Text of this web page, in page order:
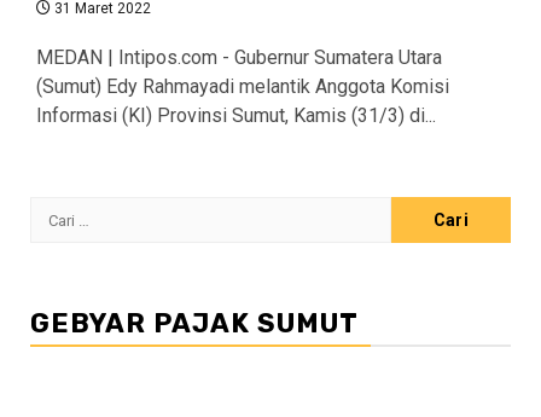
31 Maret 2022
MEDAN | Intipos.com - Gubernur Sumatera Utara
(Sumut) Edy Rahmayadi melantik Anggota Komisi
Informasi (KI) Provinsi Sumut, Kamis (31/3) di...
Cari
GEBYAR PAJAK SUMUT